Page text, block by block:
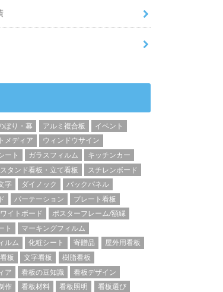
ぼり・幕 アルミ複合板
イベント
メディア
ウィンドウサイン
ート
ガラスフィルム
キッチンカー
スタンド看板・立て看板
スチレンボード
字
ダイノック
バックパネル
パーテーション
プレート看板
イトボード
ポスターフレーム/額縁
ト
マーキングフィルム
ルム
化粧シート 寄贈品
屋外用看板
板 文字看板
樹脂看板
ア
看板の豆知識
看板デザイン
作
看板材料 看板照明
看板選び